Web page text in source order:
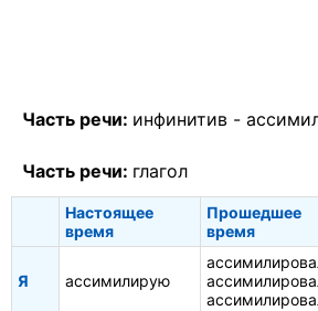
Часть речи: инфинитив -
Часть речи: глагол
Настоящее
время
Прошедшее
время
Я ассимилирую